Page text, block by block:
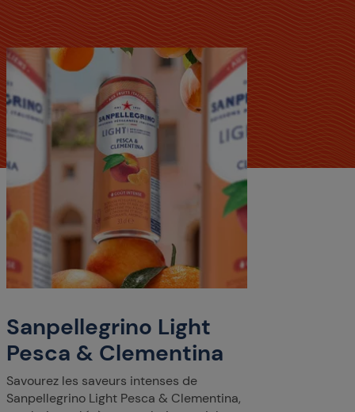
Sanpellegrino Light
Pesca & Clementina
Savourez les saveurs intenses de
Sanpellegrino Light Pesca & Clementina,